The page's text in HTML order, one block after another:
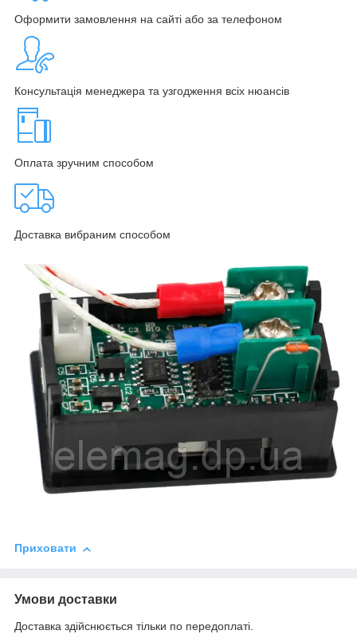
Оформити замовлення на сайті або за телефоном
Консультація менеджера та узгодження всіх нюансів
Оплата зручним способом
Доставка вибраним способом
Приховати
Умови доставки
Доставка здійснюється тільки по передоплаті.